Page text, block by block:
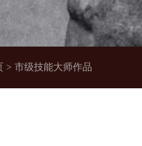
> 市级技能大师作品